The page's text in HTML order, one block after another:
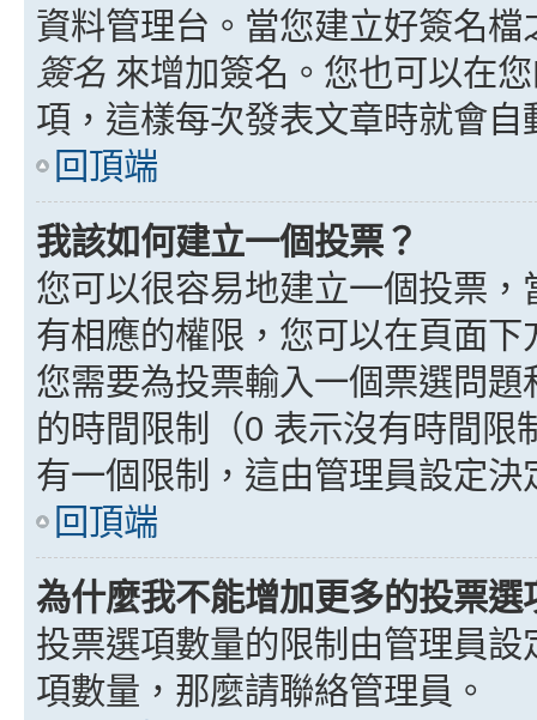
資料管理台。當您建立好簽名
簽名 來增加簽名。您也可以在
項，這樣每次發表文章時就會自
回頂端
我該如何建立一個投票？
您可以很容易地建立一個投票
有相應的權限，您可以在頁面
您需要為投票輸入一個票選問
的時間限制（0 表示沒有時間限
有一個限制，這由管理員設定決
回頂端
為什麼我不能增加更多的投票選
投票選項數量的限制由管理員
項數量，那麼請聯絡管理員。